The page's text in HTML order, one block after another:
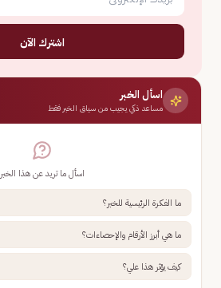
اشترك الآن
اسأل الخبر
مساعد ذكي يجيب من سياق الخبر فقط
اسأل ما تريد عن هذا الخبر
ما الفكرة الرئيسية للخبر؟
ما هي أبرز الأرقام والإحصاءات؟
كيف يؤثر هذا علي؟